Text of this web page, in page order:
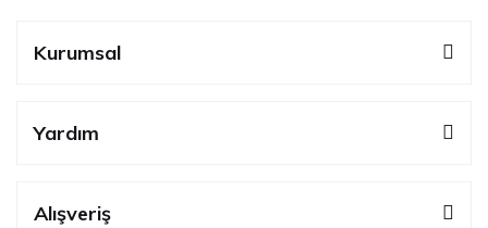
Kurumsal
Yardım
Alışveriş